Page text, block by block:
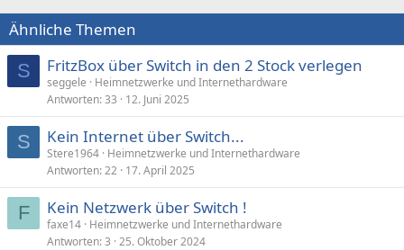
Ähnliche Themen
S FritzBox über Switch in den 2 Stock verlegen
seggele
Heimnetzwerke und Internethardware
Antworten 33 12. Juni 2025
S Kein Internet über Switch...
Stere1964 Heimnetzwerke und Internethardware
Antworten 22 17. April 2025
F Kein Netzwerk über Switch !
faxe14 Heimnetzwerke und Internethardware
Antworten 3 25. Oktober 2024